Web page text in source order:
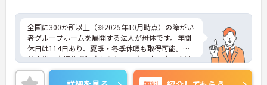
全国に300か所以上（※2025年10月時点）の障がい
者グループホームを展開する法人が母体です。年間
休日は114日あり、夏季・冬季休暇も取得可能。産
前産後・育児休暇制度もあり、子育て中の方も多数
活躍中で、ワークライフバランスを大切にしながら
働ける環境が整っています。研修制度や外部勉強会